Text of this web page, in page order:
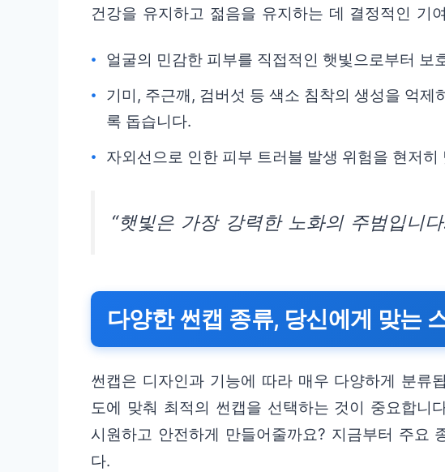
건강을 유지하고 젊음을 유지하는 데 결정적인 기
얼굴의 민감한 피부를 직접적인 햇빛으로부터 보
기미, 주근깨, 검버섯 등 색소 침착의 생성을 억제
록 돕습니다.
자외선으로 인한 피부 트러블 발생 위험을 현저히
“햇빛은 가장 강력한 노화의 주범입니다
다양한 썬캡 종류, 당신에게 맞는
썬캡은 디자인과 기능에 따라 매우 다양하게 분류
도에 맞춰 최적의 썬캡을 선택하는 것이 중요합니
시원하고 안전하게 만들어줄까요? 지금부터 주요
다.